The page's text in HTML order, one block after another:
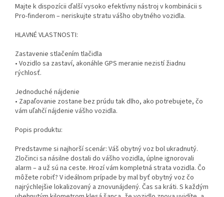
Majte k dispozícii ďalší vysoko efektívny nástroj v kombinácii s
Pro-finderom – neriskujte stratu vášho obytného vozidla.
HLAVNÉ VLASTNOSTI:
Zastavenie stlačením tlačidla
• Vozidlo sa zastaví, akonáhle GPS meranie nezistí žiadnu
rýchlosť.
Jednoduché nájdenie
• Zapaľovanie zostane bez prúdu tak dlho, ako potrebujete, čo
vám uľahčí nájdenie vášho vozidla.
Popis produktu:
Predstavme si najhorší scenár: Váš obytný voz bol ukradnutý.
Zločinci sa násilne dostali do vášho vozidla, úplne ignorovali
alarm – a už sú na ceste. Hrozí vám kompletná strata vozidla. Čo
môžete robiť? V ideálnom prípade by mal byť obytný voz čo
najrýchlejšie lokalizovaný a znovunájdený. Čas sa kráti. S každým